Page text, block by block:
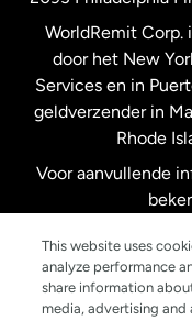
Zweden
WorldRemit Corp.
door het New
Services en in
geldverzender in
Rhode
Voor aanvullende
This website uses
analyze performance
share information
media, advertising and